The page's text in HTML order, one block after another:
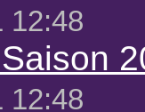
12:48
12:48